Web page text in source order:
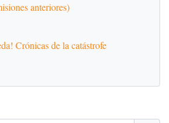
anteriores)
Crónicas de la catástrofe